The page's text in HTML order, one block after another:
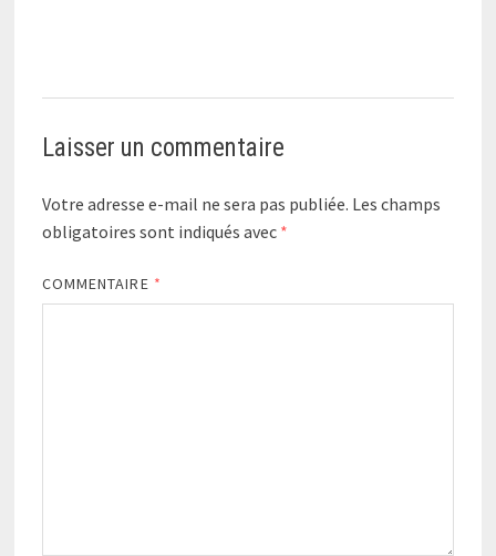
Laisser un commentaire
Votre adresse e-mail ne sera pas publiée. Les champs
obligatoires sont indiqués avec *
COMMENTAIRE *